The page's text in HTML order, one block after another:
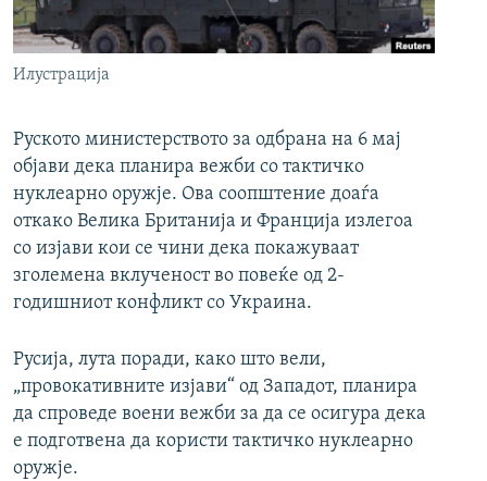
РСЕ веб страници
Илустрација
Руското министерството за одбрана на 6 мај
објави дека планира вежби со тактичко
нуклеарно оружје. Ова соопштение доаѓа
откако Велика Британија и Франција излегоа
со изјави кои се чини дека покажуваат
зголемена вклученост во повеќе од 2-
годишниот конфликт со Украина.
Русија, лута поради, како што вели,
„провокативните изјави“ од Западот, планира
да спроведе воени вежби за да се осигура дека
е подготвена да користи тактичко нуклеарно
оружје.